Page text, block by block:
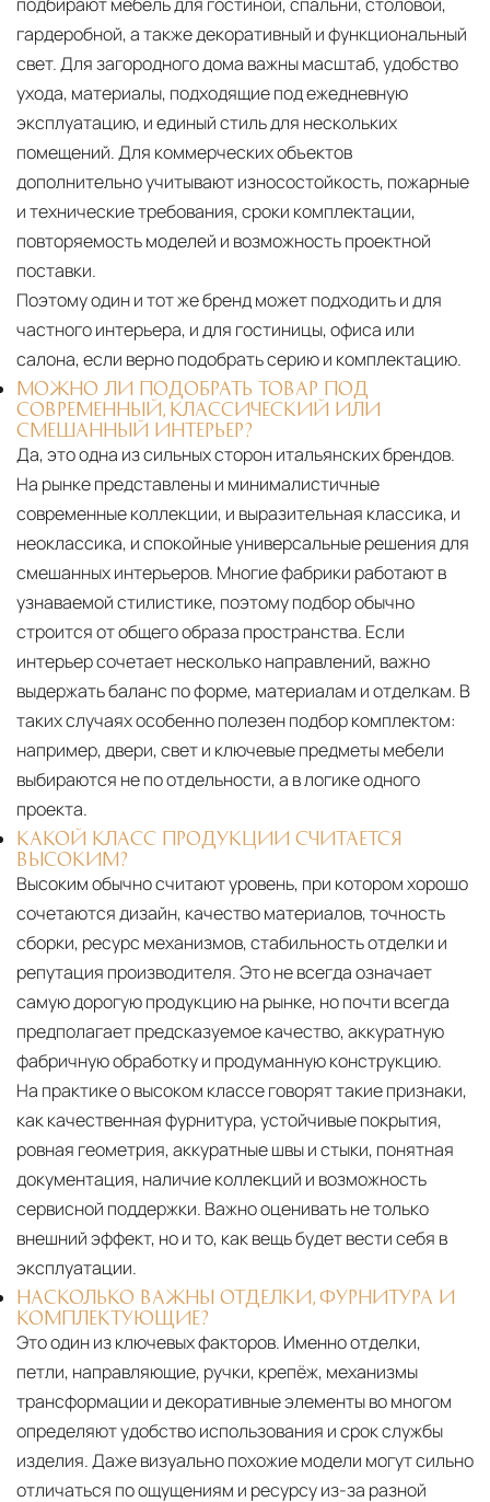
подбирают мебель для гостиной, спальни, столовой,
гардеробной, а также декоративный и функциональный
свет. Для загородного дома важны масштаб, удобство
ухода, материалы, подходящие под ежедневную
эксплуатацию, и единый стиль для нескольких
помещений. Для коммерческих объектов
дополнительно учитывают износостойкость, пожарные
и технические требования, сроки комплектации,
повторяемость моделей и возможность проектной
поставки.
Поэтому один и тот же бренд может подходить и для
частного интерьера, и для гостиницы, офиса или
салона, если верно подобрать серию и комплектацию.
МОЖНО ЛИ ПОДОБРАТЬ ТОВАР ПОД
СОВРЕМЕННЫЙ, КЛАССИЧЕСКИЙ ИЛИ
СМЕШАННЫЙ ИНТЕРЬЕР?
Да, это одна из сильных сторон итальянских брендов.
На рынке представлены и минималистичные
современные коллекции, и выразительная классика, и
неоклассика, и спокойные универсальные решения для
смешанных интерьеров. Многие фабрики работают в
узнаваемой стилистике, поэтому подбор обычно
строится от общего образа пространства. Если
интерьер сочетает несколько направлений, важно
выдержать баланс по форме, материалам и отделкам. В
таких случаях особенно полезен подбор комплектом:
например, двери, свет и ключевые предметы мебели
выбираются не по отдельности, а в логике одного
проекта.
КАКОЙ КЛАСС ПРОДУКЦИИ СЧИТАЕТСЯ
ВЫСОКИМ?
Высоким обычно считают уровень, при котором хорошо
сочетаются дизайн, качество материалов, точность
сборки, ресурс механизмов, стабильность отделки и
репутация производителя. Это не всегда означает
самую дорогую продукцию на рынке, но почти всегда
предполагает предсказуемое качество, аккуратную
фабричную обработку и продуманную конструкцию.
На практике о высоком классе говорят такие признаки,
как качественная фурнитура, устойчивые покрытия,
ровная геометрия, аккуратные швы и стыки, понятная
документация, наличие коллекций и возможность
сервисной поддержки. Важно оценивать не только
внешний эффект, но и то, как вещь будет вести себя в
эксплуатации.
НАСКОЛЬКО ВАЖНЫ ОТДЕЛКИ, ФУРНИТУРА И
КОМПЛЕКТУЮЩИЕ?
Это один из ключевых факторов. Именно отделки,
петли, направляющие, ручки, крепёж, механизмы
трансформации и декоративные элементы во многом
определяют удобство использования и срок службы
изделия. Даже визуально похожие модели могут сильно
отличаться по ощущениям и ресурсу из-за разной